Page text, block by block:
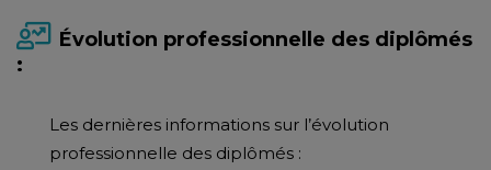
Évolution professionnelle des diplômés
:
Les dernières informations sur l’évolution
professionnelle des diplômés :